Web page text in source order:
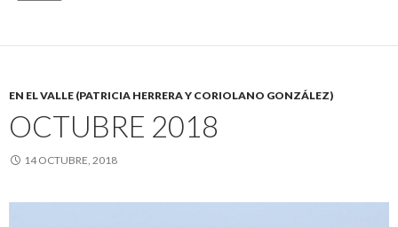
EN EL VALLE (PATRICIA HERRERA Y CORIOLANO GONZÁLEZ)
OCTUBRE 2018
14 OCTUBRE, 2018